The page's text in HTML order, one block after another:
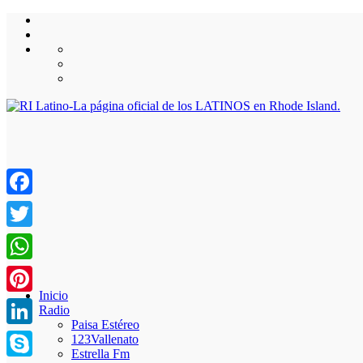
Inicio
Radio
Paisa Estéreo
123Vallenato
Estrella Fm
Facebook
Twitter
WhatsApp
Pinterest
LinkedIn